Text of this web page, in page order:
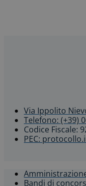
Via Ippolito
Telefono: (+39)
Codice Fiscale:
PEC:
Bandi di